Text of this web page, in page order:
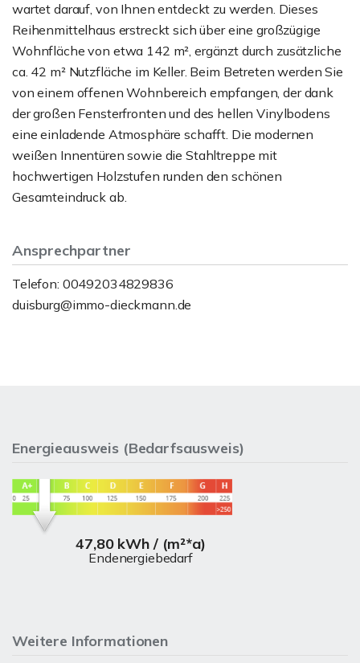
wartet darauf, von Ihnen entdeckt zu werden. Dieses
Reihenmittelhaus erstreckt sich über eine großzügige
Wohnfläche von etwa 142 m², ergänzt durch zusätzliche
ca. 42 m² Nutzfläche im Keller. Beim Betreten werden Sie
von einem offenen Wohnbereich empfangen, der dank
der großen Fensterfronten und des hellen Vinylbodens
eine einladende Atmosphäre schafft. Die modernen
weißen Innentüren sowie die Stahltreppe mit
hochwertigen Holzstufen runden den schönen
Gesamteindruck ab.
Ansprechpartner
Telefon: 00492034829836
duisburg@immo-dieckmann.de
Energieausweis (Bedarfsausweis)
47,80 kWh / (m²*a)
Endenergiebedarf
Weitere Informationen